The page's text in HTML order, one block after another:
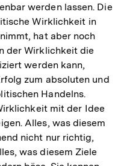
werden lassen. Die
Wirklichkeit in
hat aber noch
der Wirklichkeit die
werden kann,
zum absoluten und
Handelns.
mit der Idee
Alles, was diesem
nicht nur richtig,
was diesem Ziele